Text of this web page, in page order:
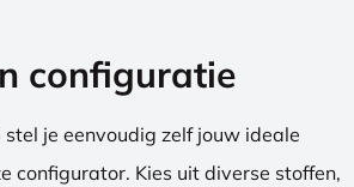
configuratie
je eenvoudig zelf jouw ideale
configurator. Kies uit diverse stoffen,